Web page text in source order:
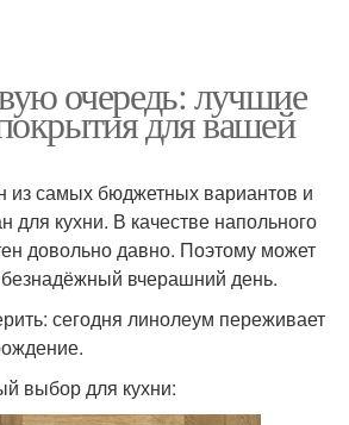
очередь: лучшие
для вашей
из самых бюджетных вариантов и
для кухни. В качестве напольного
довольно давно. Поэтому может
безнадёжный вчерашний день.
сегодня линолеум переживает
выбор для кухни: